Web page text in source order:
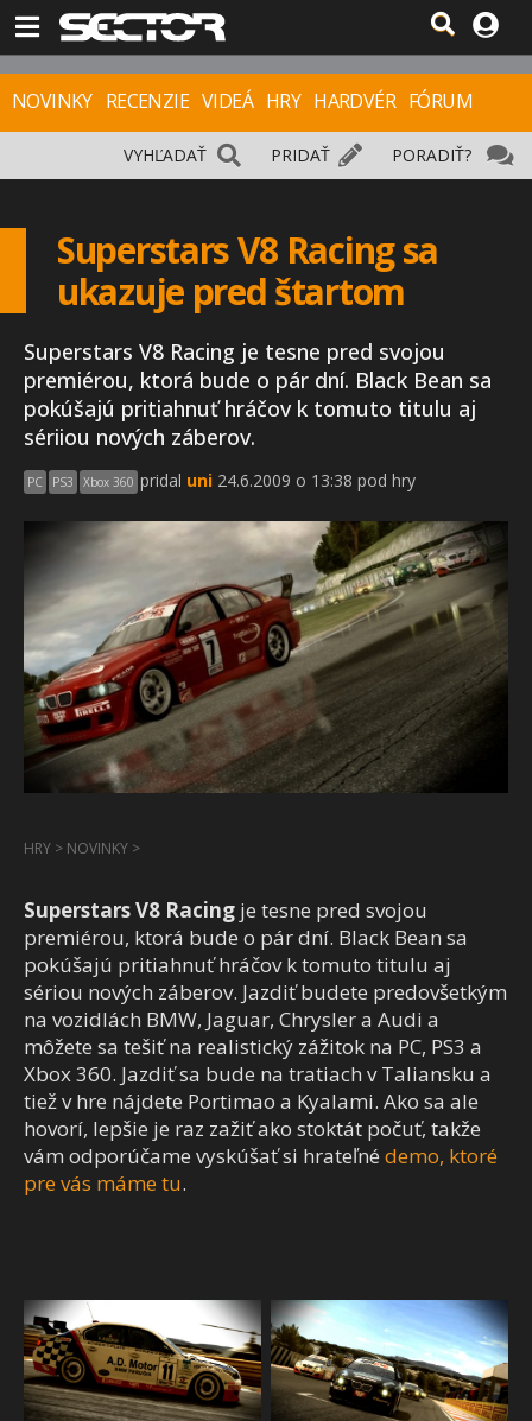
NOVINKY RECENZIE VIDEÁ HRY HARDVÉR FÓRUM
PORADIŤ?
PRIDAŤ
VYHĽADAŤ
Superstars V8 Racing sa
ukazuje pred štartom
Superstars V8 Racing je tesne pred svojou
premiérou, ktorá bude o pár dní. Black Bean sa
pokúšajú pritiahnuť hráčov k tomuto titulu aj
sériiou nových záberov.
PC PS3 Xbox 360 pridal uni 24.6.2009 o 13:38 pod hry
HRY > NOVINKY >
Superstars V8 Racing je tesne pred svojou
premiérou, ktorá bude o pár dní. Black Bean sa
pokúšajú pritiahnuť hráčov k tomuto titulu aj
sériou nových záberov. Jazdiť budete predovšetkým
na vozidlách BMW, Jaguar, Chrysler a Audi a
môžete sa tešiť na realistický zážitok na PC, PS3 a
Xbox 360. Jazdiť sa bude na tratiach v Taliansku a
tiež v hre nájdete Portimao a Kyalami. Ako sa ale
hovorí, lepšie je raz zažiť ako stoktát počuť, takže
vám odporúčame vyskúšať si hrateľné demo, ktoré
pre vás máme tu.